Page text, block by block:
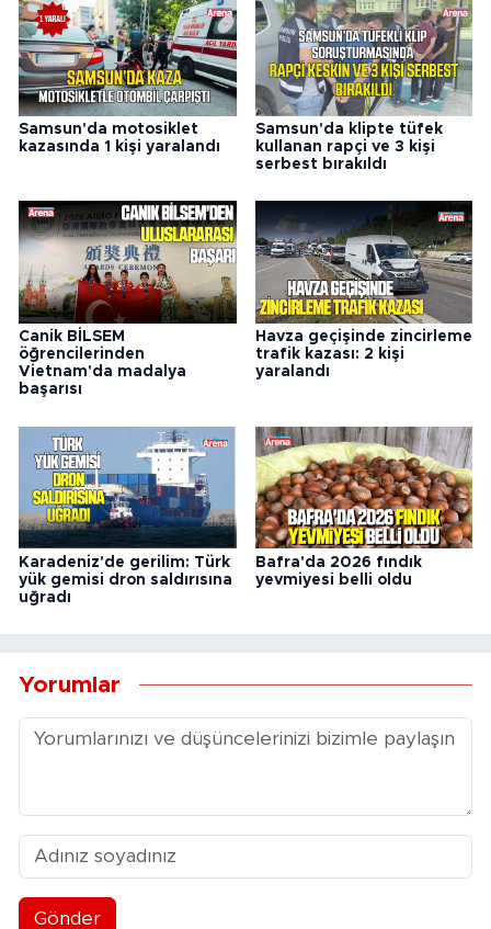
Samsun'da motosiklet
kazasında 1 kişi yaralandı
Samsun'da klipte tüfek
kullanan rapçi ve 3 kişi
serbest bırakıldı
Canik BİLSEM
öğrencilerinden
Vietnam'da madalya
başarısı
Havza geçişinde zincirleme
trafik kazası: 2 kişi
yaralandı
Karadeniz'de gerilim: Türk
yük gemisi dron saldırısına
uğradı
Bafra'da 2026 fındık
yevmiyesi belli oldu
Yorumlar
Gönder